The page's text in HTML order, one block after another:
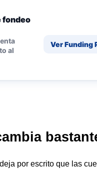
fondeo
al
Ver Funding
por escrito que las